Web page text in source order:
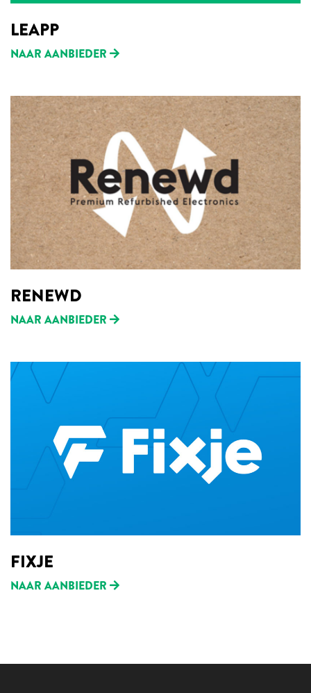
LEAPP
NAAR AANBIEDER
RENEWD
NAAR AANBIEDER
FIXJE
NAAR AANBIEDER